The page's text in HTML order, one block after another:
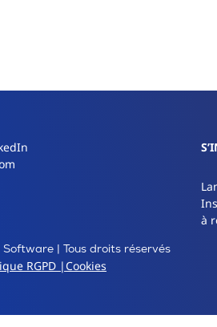
| Tous droits réservés
RGPD |Cookies
à